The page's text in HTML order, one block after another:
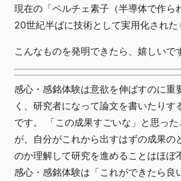
現在の「ペルチェ素子（半導体で作ら
20世紀半ばに技術として実用化された
こんなものを発明できたら、嬉しいで
感心・感銘体験は意欲を伸ばすのに重
く、研究者になって論文を書いたりす
です。 「この成果すごいな」と思った
が、自分がこれから出すはずの成果の
のか理解して研究を進めることはほぼ
感心・感銘体験は「これができたら良